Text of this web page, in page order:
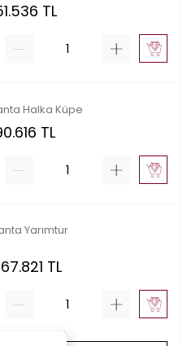
TL
Halka Küpe
TL
Yarımtur
67.821 TL